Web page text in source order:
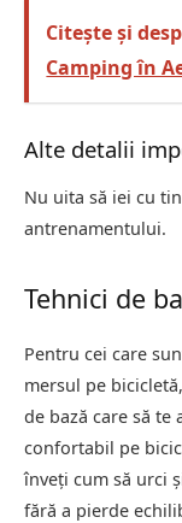
Citește și
Camping în
Alte detalii
Nu uita să iei cu
antrenamentului.
Tehnici de
Pentru cei care
mersul pe
de bază care să te
confortabil pe
înveți cum să urci
fără a pierde